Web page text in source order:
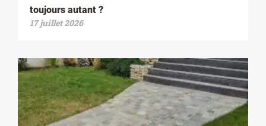
toujours autant ?
17 juillet 2026